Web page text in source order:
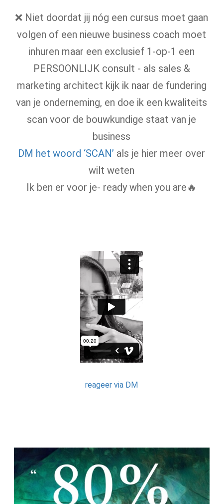
❌ Niet doordat jij nóg een cursus moet gaan
volgen of een nieuwe business coach moet
inhuren maar een exclusief 1-op-1 een
PERSOONLIJK consult - als sales &
marketing architect kijk ik naar de fundering
van je onderneming, en doe ik een kwaliteits
scan voor de bouwkundige staat van je
business
DM het woord ‘SCAN’ als je hier meer over
wilt weten
Ik ben er voor je- ready when you are🔥
reageer via DM